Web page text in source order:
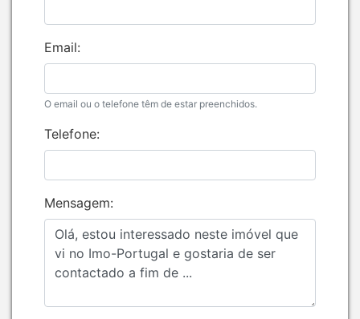
Email:
O email ou o telefone têm de estar preenchidos.
Telefone:
Mensagem: